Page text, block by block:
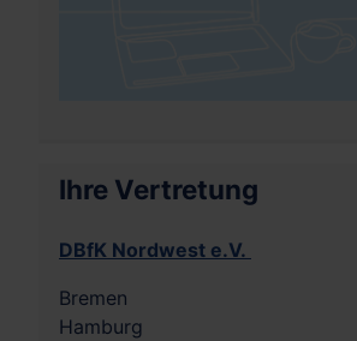
Ihre Vertretung
DBfK Nordwest e.V.
Bremen
Hamburg